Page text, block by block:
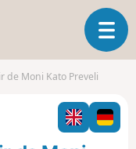
O
u
i
r
l
de Moni Kato Preveli